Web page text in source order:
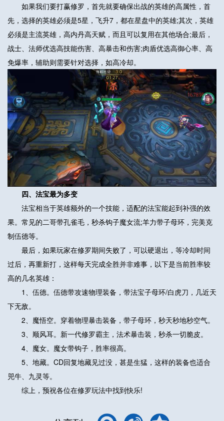
如果我们要打赢修罗，首先就要确保出战的英雄的高属性，首
先，选择的英雄必须是5星，飞升7，都在星盘中的英雄;其次，英雄
必须是主流英雄，高内丹高天赋，而且可以复用在其他场合;最后，
战士、法师优选高技能伤害、高暴击和伤害;肉盾优选高御心率、高
免爆率，辅助则需要针对选择，如高冷却。
四、法宝最为多变
法宝相当于英雄额外的一个技能，适配的法宝能起到补强的效
果。常见的二哥带孔雀毛，秒杀钩子魔女流;羊力带子母环，完美克
制伍德等。
最后，如果玩家在修罗期间失败了，可以硬退出，等冷却时间
过后，再重新打，这样每天完成全胜并非难事，以下是当前胜率较
高的几名英雄：
1、伍德。伍德带攻速物理装备，带法宝子母环/白虎刀，几近天
下无敌。
2、魔悟空。穿着物理暴击装备，带子母环，秒天秒地秒空气。
3、顺风耳。新一代修罗霸主，法术暴击装，秒杀一切脆皮。
4、魔女。魔女带钩子，胜率很高。
5、地藏。CD回复地藏见过没，甚是生猛，这样的装备也适合
兕牛、九灵等。
综上，预祝各位在修罗玩法中找到快乐!